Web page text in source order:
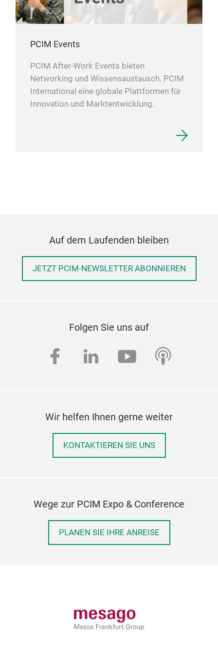
PCIM Events
PCIM After-Work Events bieten
Networking und Wissensaustausch. PCIM
International eine globale Plattformen für
Innovation und Marktentwicklung.
Auf dem Laufenden bleiben
JETZT PCIM-NEWSLETTER ABONNIEREN
Folgen Sie uns auf
facebook
linkedinyoutube
Wir helfen Ihnen gerne weiter
KONTAKTIEREN SIE UNS
Wege zur PCIM Expo & Conference
PLANEN SIE IHRE ANREISE